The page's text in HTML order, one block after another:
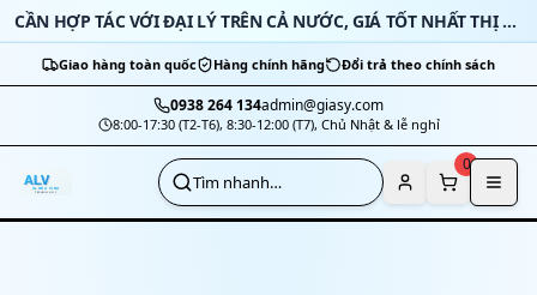
Bỏ qua nội dung CẦN HỢP TÁC VỚI ĐẠI LÝ TRÊN CẢ NƯỚC, GIÁ TỐT NHẤT THỊ TRƯỜNG
Giao hàng toàn quốc Hàng chính hãng Đổi trả theo chính sách
0938 264 134admin@giasy.com
8:00-17:30 (T2-T6), 8:30-12:00 (T7), Chủ Nhật & lễ nghỉ
Nhảy tới nội dung chính
Tìm nhanh…
0